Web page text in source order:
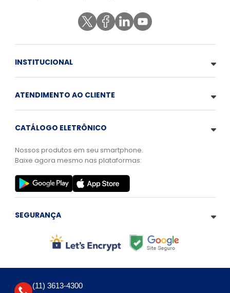
INSTITUCIONAL
ATENDIMENTO AO CLIENTE
CATÁLOGO ELETRÔNICO
Nossos produtos em seu smartphone.
Baixe agora mesmo nas plataformas:
SEGURANÇA
(11) 3613-4300